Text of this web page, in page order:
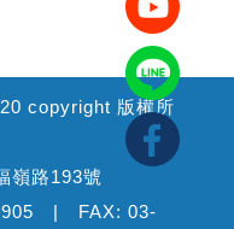
copyright 版權所
嶺路193號
905 | FAX: 03-